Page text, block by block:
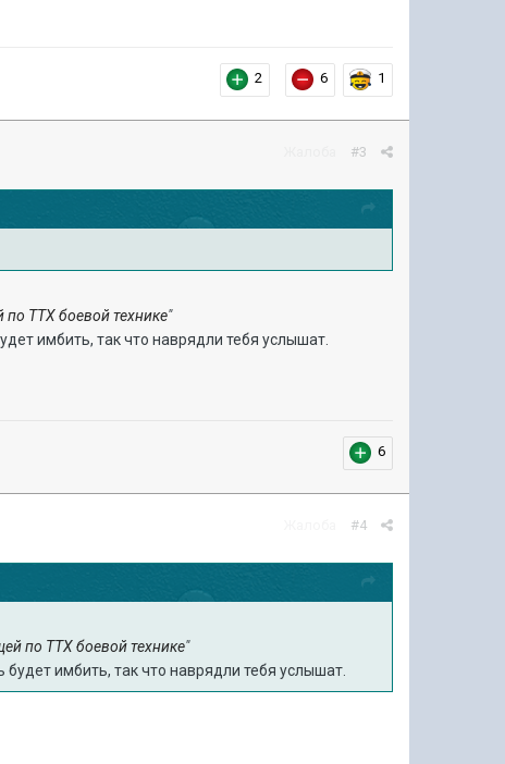
2 6 1
#3
по ТТХ боевой технике"
имбить, так что наврядли тебя услышат.
6
#4
по ТТХ боевой технике"
имбить, так что наврядли тебя услышат.